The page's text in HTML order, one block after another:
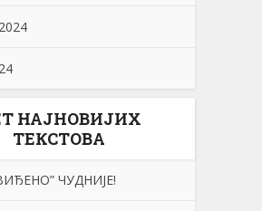
НАЈНОВИЈИХ
ТЕКСТОВА
ЧУДНИЈЕ!